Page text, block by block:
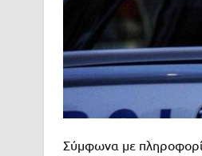
Σύμφωνα με